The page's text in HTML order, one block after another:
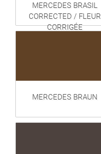
MERCEDES BRASIL
CORRECTED / FLEUR
CORRIGÉE
MERCEDES BRAUN